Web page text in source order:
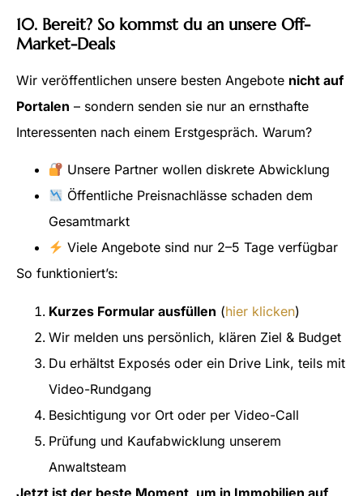
10. Bereit? So kommst du an unsere Off-
Market-Deals
Wir veröffentlichen unsere besten Angebote nicht auf
Portalen – sondern senden sie nur an ernsthafte
Interessenten nach einem Erstgespräch. Warum?
Unsere Partner wollen diskrete Abwicklung
Öffentliche Preisnachlässe schaden dem
Gesamtmarkt
Viele Angebote sind nur 2–5 Tage verfügbar
So funktioniert’s:
Kurzes Formular ausfüllen (hier klicken)
Wir melden uns persönlich, klären Ziel & Budget
Du erhältst Exposés oder ein Drive Link, teils mit
Video-Rundgang
Besichtigung vor Ort oder per Video-Call
Prüfung und Kaufabwicklung unserem
Anwaltsteam
Jetzt ist der beste Moment, um in Immobilien auf